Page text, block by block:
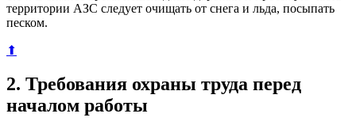
территории АЗС следует очищать от снега и льда, посыпать
песком.
⬆
2. Требования охраны труда перед
началом работы